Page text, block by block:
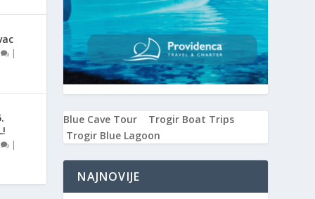
|
|
Blue Cave Tour
Trogir Boat Trips
Trogir Blue Lagoon
NAJNOVIJE